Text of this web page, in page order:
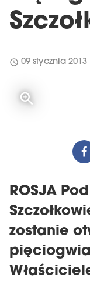
schedule 09 stycznia 2013
ROSJA
zostanie